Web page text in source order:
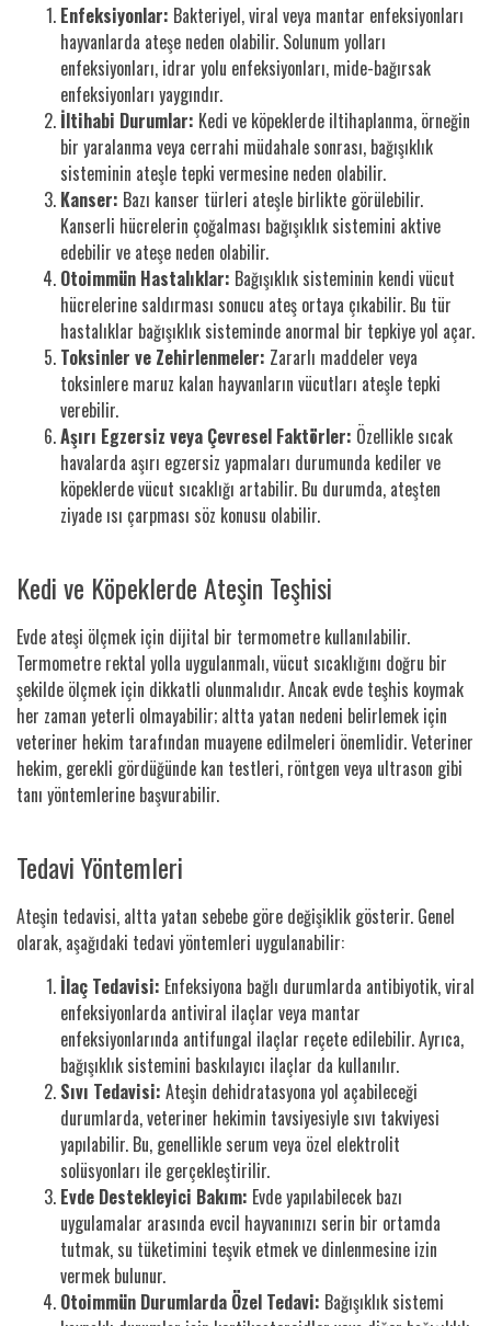
Enfeksiyonlar: Bakteriyel, viral veya mantar enfeksiyonları
hayvanlarda ateşe neden olabilir. Solunum yolları
enfeksiyonları, idrar yolu enfeksiyonları, mide-bağırsak
enfeksiyonları yaygındır.
İltihabi Durumlar: Kedi ve köpeklerde iltihaplanma, örneğin
bir yaralanma veya cerrahi müdahale sonrası, bağışıklık
sisteminin ateşle tepki vermesine neden olabilir.
Kanser: Bazı kanser türleri ateşle birlikte görülebilir.
Kanserli hücrelerin çoğalması bağışıklık sistemini aktive
edebilir ve ateşe neden olabilir.
Otoimmün Hastalıklar: Bağışıklık sisteminin kendi vücut
hücrelerine saldırması sonucu ateş ortaya çıkabilir. Bu tür
hastalıklar bağışıklık sisteminde anormal bir tepkiye yol açar.
Toksinler ve Zehirlenmeler: Zararlı maddeler veya
toksinlere maruz kalan hayvanların vücutları ateşle tepki
verebilir.
Aşırı Egzersiz veya Çevresel Faktörler: Özellikle sıcak
havalarda aşırı egzersiz yapmaları durumunda kediler ve
köpeklerde vücut sıcaklığı artabilir. Bu durumda, ateşten
ziyade ısı çarpması söz konusu olabilir.
Kedi ve Köpeklerde Ateşin Teşhisi
Evde ateşi ölçmek için dijital bir termometre kullanılabilir.
Termometre rektal yolla uygulanmalı, vücut sıcaklığını doğru bir
şekilde ölçmek için dikkatli olunmalıdır. Ancak evde teşhis koymak
her zaman yeterli olmayabilir; altta yatan nedeni belirlemek için
veteriner hekim tarafından muayene edilmeleri önemlidir. Veteriner
hekim, gerekli gördüğünde kan testleri, röntgen veya ultrason gibi
tanı yöntemlerine başvurabilir.
Tedavi Yöntemleri
Ateşin tedavisi, altta yatan sebebe göre değişiklik gösterir. Genel
olarak, aşağıdaki tedavi yöntemleri uygulanabilir:
İlaç Tedavisi: Enfeksiyona bağlı durumlarda antibiyotik, viral
enfeksiyonlarda antiviral ilaçlar veya mantar
enfeksiyonlarında antifungal ilaçlar reçete edilebilir. Ayrıca,
bağışıklık sistemini baskılayıcı ilaçlar da kullanılır.
Sıvı Tedavisi: Ateşin dehidratasyona yol açabileceği
durumlarda, veteriner hekimin tavsiyesiyle sıvı takviyesi
yapılabilir. Bu, genellikle serum veya özel elektrolit
solüsyonları ile gerçekleştirilir.
Evde Destekleyici Bakım: Evde yapılabilecek bazı
uygulamalar arasında evcil hayvanınızı serin bir ortamda
tutmak, su tüketimini teşvik etmek ve dinlenmesine izin
vermek bulunur.
Otoimmün Durumlarda Özel Tedavi: Bağışıklık sistemi